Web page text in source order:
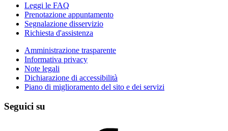
Leggi le FAQ
Prenotazione appuntamento
Segnalazione disservizio
Richiesta d'assistenza
Amministrazione trasparente
Informativa privacy
Note legali
Dichiarazione di accessibilità
Piano di miglioramento del sito e dei servizi
Seguici su